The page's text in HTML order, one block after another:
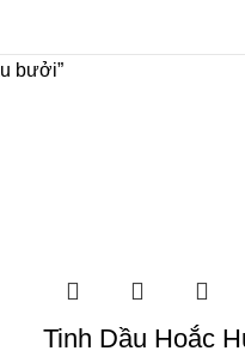
bưởi”
Tinh Dầu Hoắc